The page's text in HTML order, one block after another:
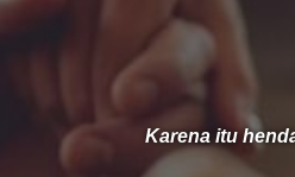
ke generasi. Melalui
Karena itu